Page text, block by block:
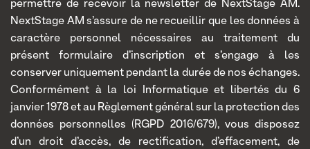
permettre de recevoir la newsletter de NextStage AM.
NextStage AM s’assure de ne recueillir que les données à
caractère personnel nécessaires au traitement du
présent formulaire d’inscription et s’engage à les
conserver uniquement pendant la durée de nos échanges.
Conformément à la loi Informatique et libertés du 6
janvier 1978 et au Règlement général sur la protection des
données personnelles (RGPD 2016/679), vous disposez
d’un droit d’accès, de rectification, d’effacement, de